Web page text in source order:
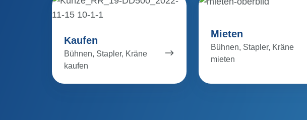
Kaufen
Bühnen, Stapler, Kräne
kaufen
Mieten
Bühnen, Stapler, Kräne
mieten